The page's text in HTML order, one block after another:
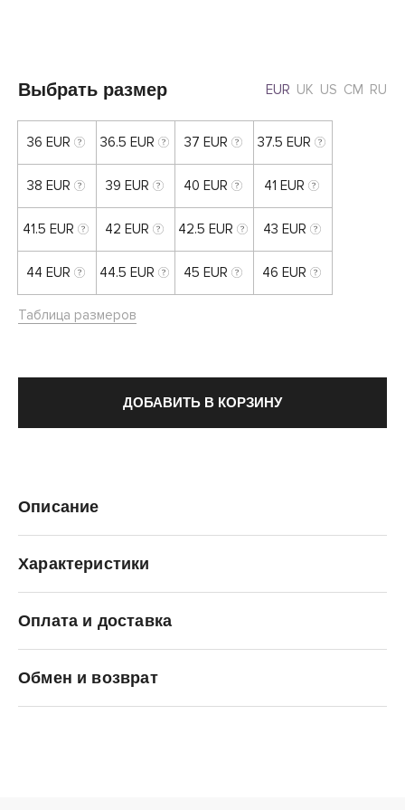
Выбрать размер EUR UK US CM RU
36 EUR 36.5 EUR 37 EUR 37.5 EUR
38 EUR 39 EUR 40 EUR 41 EUR
41.5 EUR 42 EUR 42.5 EUR 43 EUR
44 EUR 44.5 EUR 45 EUR 46 EUR
Таблица размеров
ДОБАВИТЬ В КОРЗИНУ
Описание
Характеристики
Оплата и доставка
Обмен и возврат